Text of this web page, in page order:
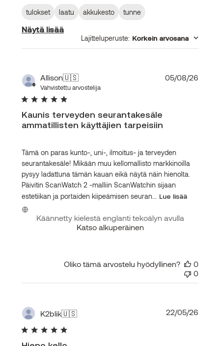
tulokset laatu akkukesto tunne
Näytä lisää
Lajitteluperuste: Korkein arvosana
Allison🇺🇸
Vahvistettu arvostelija
Kaunis terveyden seurantakesäle
ammatillisten käyttäjien tarpeisiin
Tämä on paras kunto-, uni-, ilmoitus- ja terveyden
seurantakesäle! Mikään muu kellomallisto markkinoilla
pysyy ladattuna tämän kauan eikä näytä näin hienolta.
Päivitin ScanWatch 2 -malliin ScanWatchin sijaan
estetiikan ja portaiden kiipeämisen seuran... Lue lisää
Käännetty kielestä englanti tekoälyn avulla
Katso alkuperäinen
05/08/26
Oliko tämä arvostelu hyödyllinen?
0
0
K2blik🇺🇸 22/05/26